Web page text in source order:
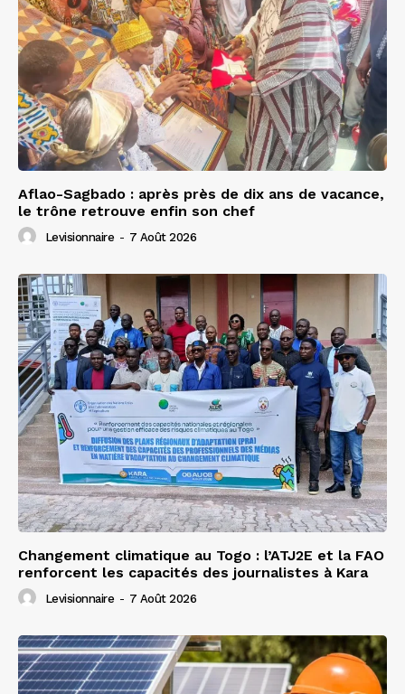
Aflao-Sagbado : après près de dix ans de vacance,
le trône retrouve enfin son chef
Levisionnaire - 7 Août 2026
Changement climatique au Togo : l’ATJ2E et la FAO
renforcent les capacités des journalistes à Kara
Levisionnaire - 7 Août 2026